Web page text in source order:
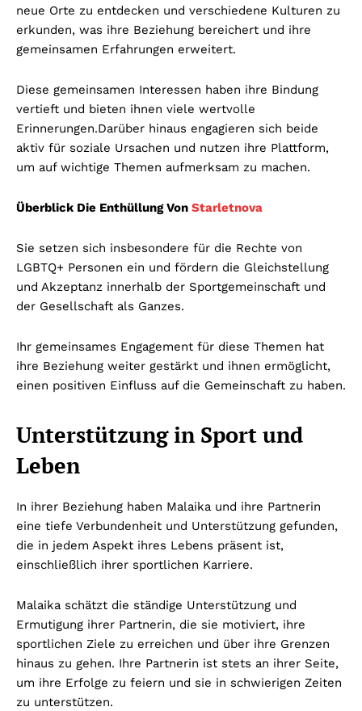
neue Orte zu entdecken und verschiedene Kulturen zu
erkunden, was ihre Beziehung bereichert und ihre
gemeinsamen Erfahrungen erweitert.
Diese gemeinsamen Interessen haben ihre Bindung
vertieft und bieten ihnen viele wertvolle
Erinnerungen.Darüber hinaus engagieren sich beide
aktiv für soziale Ursachen und nutzen ihre Plattform,
um auf wichtige Themen aufmerksam zu machen.
Überblick Die Enthüllung Von Starletnova
Sie setzen sich insbesondere für die Rechte von
LGBTQ+ Personen ein und fördern die Gleichstellung
und Akzeptanz innerhalb der Sportgemeinschaft und
der Gesellschaft als Ganzes.
Ihr gemeinsames Engagement für diese Themen hat
ihre Beziehung weiter gestärkt und ihnen ermöglicht,
einen positiven Einfluss auf die Gemeinschaft zu haben.
Unterstützung in Sport und
Leben
In ihrer Beziehung haben Malaika und ihre Partnerin
eine tiefe Verbundenheit und Unterstützung gefunden,
die in jedem Aspekt ihres Lebens präsent ist,
einschließlich ihrer sportlichen Karriere.
Malaika schätzt die ständige Unterstützung und
Ermutigung ihrer Partnerin, die sie motiviert, ihre
sportlichen Ziele zu erreichen und über ihre Grenzen
hinaus zu gehen. Ihre Partnerin ist stets an ihrer Seite,
um ihre Erfolge zu feiern und sie in schwierigen Zeiten
zu unterstützen.